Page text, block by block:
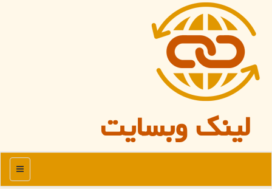
لینک وبسایت
منو